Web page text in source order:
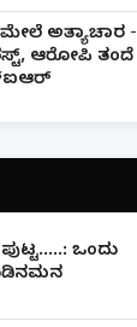
ಮೇಲೆ ಅತ್ಯಾಚಾರ -
ಆರೋಪಿ ತಂದೆ
ಒಂದು